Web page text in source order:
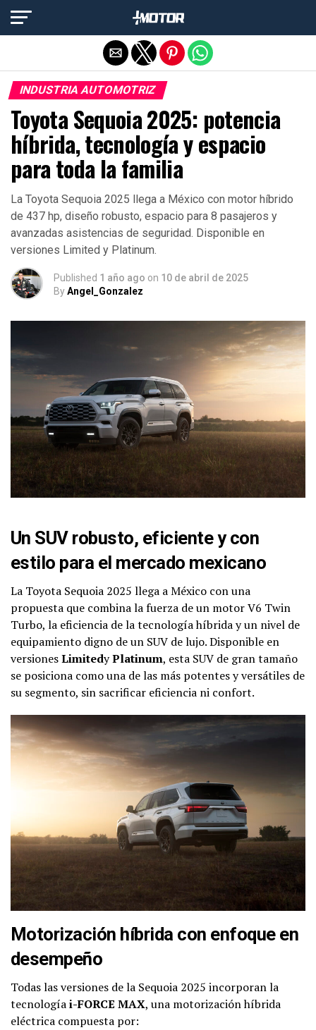
INDUSTRIA AUTOMOTRIZ
Toyota Sequoia 2025: potencia
híbrida, tecnología y espacio
para toda la familia
La Toyota Sequoia 2025 llega a México con motor híbrido
de 437 hp, diseño robusto, espacio para 8 pasajeros y
avanzadas asistencias de seguridad. Disponible en
versiones Limited y Platinum.
Published 1 año ago on 10 de abril de 2025
ByAngel_Gonzalez
Un SUV robusto, eficiente y con
estilo para el mercado mexicano
La Toyota Sequoia 2025 llega a México con una
propuesta que combina la fuerza de un motor V6 Twin
Turbo, la eficiencia de la tecnología híbrida y un nivel de
equipamiento digno de un SUV de lujo. Disponible en
versionesLimitedyPlatinum, esta SUV de gran tamaño
se posiciona como una de las más potentes y versátiles de
su segmento, sin sacrificar eficiencia ni confort.
Motorización híbrida con enfoque en
desempeño
Todas las versiones de la Sequoia 2025 incorporan la
tecnologíai-FORCE MAX, una motorización híbrida
eléctrica compuesta por:
Salir de la versión móvil